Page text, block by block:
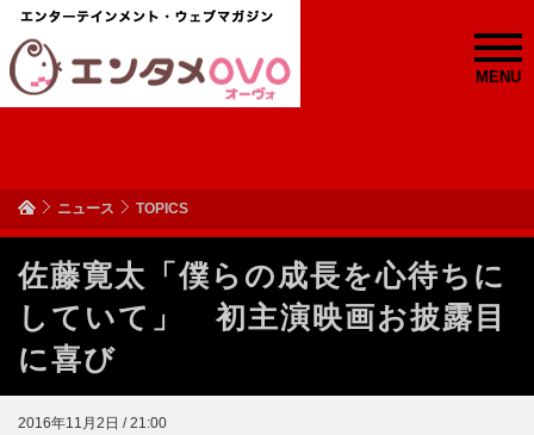
MENU
ニュース TOPICS
佐藤寛太「僕らの成長を心待ちに
していて」 初主演映画お披露目
に喜び
2016年11月2日 / 21:00